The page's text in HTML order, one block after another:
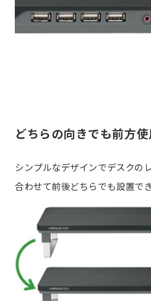
どちらの向きでも前方
シンプルなデザインでデスクの
合わせて前後どちらでも設置でき